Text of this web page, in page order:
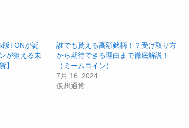
版TONが誕
が狙える未
】
誰でも貰える高額銘柄！？受け取り方
から期待できる理由まで徹底解説！
（ミームコイン）
7月 16, 2024
仮想通貨